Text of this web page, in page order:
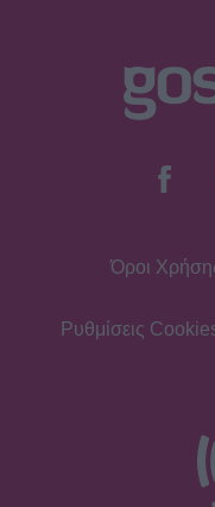
Όροι
Ρυθμίσεις